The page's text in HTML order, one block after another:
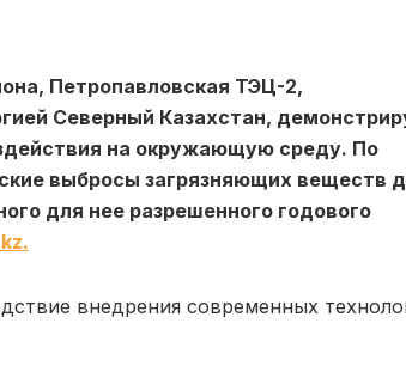
Петропавловская ТЭЦ-2,
Северный Казахстан,
на окружающую среду. По
выбросы загрязняющих веществ
для нее разрешенного годового
внедрения современных